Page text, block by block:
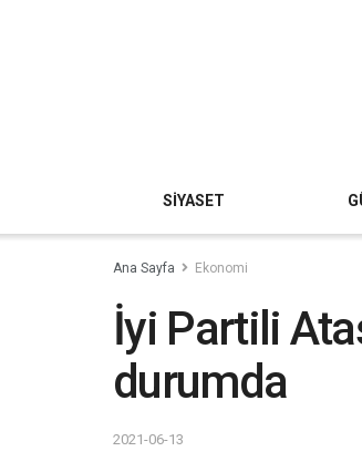
SİYASET
Ana Sayfa Ekonomi
İyi Partili
durumda
2021-06-13